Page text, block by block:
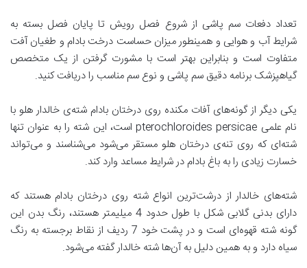
تعداد دفعات سم پاشی از شروع فصل رویش تا پایان فصل بسته به
شرایط آب و هوایی و همینطور میزان حساست درخت بادام و طغیان آفت
متفاوت است و بنابراین بهتر است با مشورت گرفتن از یک متخصص
گیاهپزشک برنامه دقیق سم پاشی و نوع سم مناسب را دریافت کنید.
یکی دیگر از گونه‌های آفات مکنده روی درختان بادام شته‌ی خالدار هلو با
نام علمی pterochloroides persicae است، این شته را به عنوان تنها
شته‌ای که روی تنه‌ی درختان هلو مستقر می‌شود می‌شناسند و می‌تواند
خسارت زیادی را به باغ بادام در شرایط مساعد وارد کند.
شته‌های خالدار از درشت‌ترین انواع شته روی درختان بادام هستند که
دارای بدنی گلابی شکل با طول حدود 4 میلیمتر هستند، رنگ بدن این
گونه شته قهوه‌ای است و در پشت خود 7 ردیف از نقاط برجسته به رنگ
سیاه دارد و به همین دلیل به آن‌ها شته خالدار گفته می‌شود.